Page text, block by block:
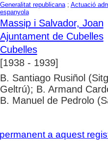
Generalitat republicana; Actuació
espanyola
Massip i Salvador, Joan
Ajuntament de Cubelles
Cubelles
[1938 - 1939]
B. Santiago Rusiñol
Geltrú); B. Armand
B. Manuel de Pedrolo
a aquest